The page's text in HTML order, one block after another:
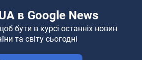
в Google News
бути в курсі останніх новин
та світу сьогодні